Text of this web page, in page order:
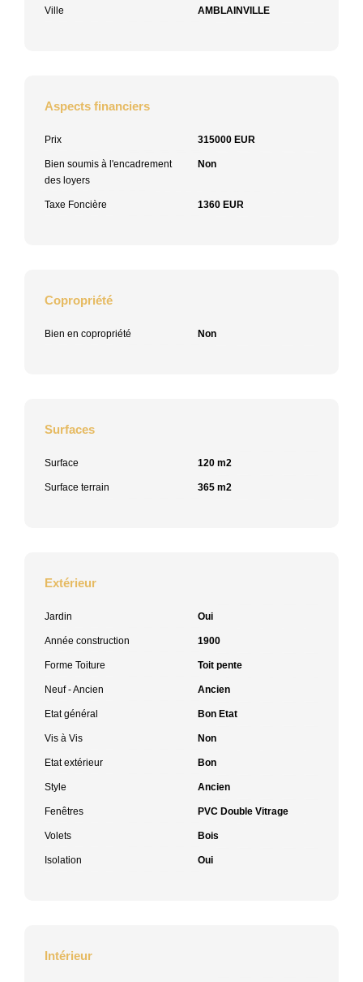
Ville AMBLAINVILLE
Aspects financiers
Prix 315000 EUR
Bien soumis à l'encadrement
des loyers
Non
Taxe Foncière 1360 EUR
Copropriété
Bien en copropriété Non
Surfaces
Surface 120 m2
Surface terrain 365 m2
Extérieur
Jardin Oui
Année construction 1900
Forme Toiture Toit pente
Neuf - Ancien Ancien
Etat général Bon Etat
Vis à Vis Non
Etat extérieur Bon
Style Ancien
Fenêtres PVC Double Vitrage
Volets Bois
Isolation Oui
Intérieur